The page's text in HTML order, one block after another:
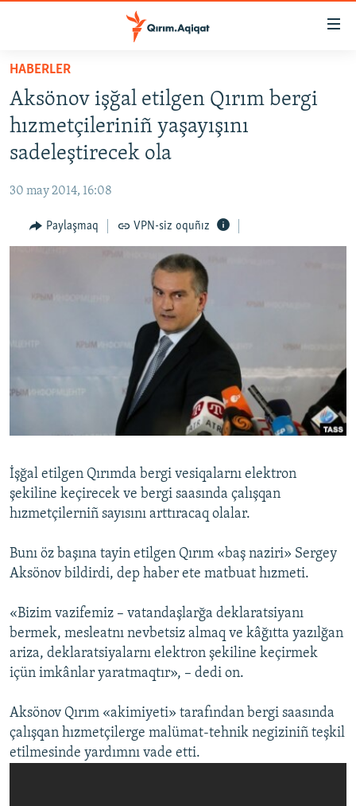
Esas
qaytmaq
Baş
navigatsiyağa
qaytmaq
Qıdıruvğa
qaytmaq
HABERLER
İQTİSADİYAT
MEDENİYET
İNSAN AQLARI
HABERLER
Aksönov işğal etilgen Qırım bergi
hızmetçileriniñ yaşayışını
sadeleştirecek ola
30 may 2014, 16:08
Paylaşmaq VPN-siz oquñız
İşğal etilgen Qırımda bergi vesiqalarnı elektron
şekiline keçirecek ve bergi saasında çalışqan
hızmetçilerniñ sayısını arttıracaq olalar.
Bunı öz başına tayin etilgen Qırım «baş naziri» Sergey
Aksönov bildirdi, dep haber ete matbuat hızmeti.
«Bizim vazifemiz – vatandaşlarğa deklaratsiyanı
bermek, mesleatnı nevbetsiz almaq ve kâğıtta yazılğan
ariza, deklaratsiyalarnı elektron şekiline keçirmek
içün imkânlar yaratmaqtır», – dedi on.
Aksönov Qırım «akimiyeti» tarafından bergi saasında
çalışqan hızmetçilerge malümat-tehnik negiziniñ teşkil
etilmesinde yardımnı vade etti.